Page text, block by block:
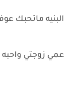
البنيه ماتحبك
عمي زوجتي واحبه